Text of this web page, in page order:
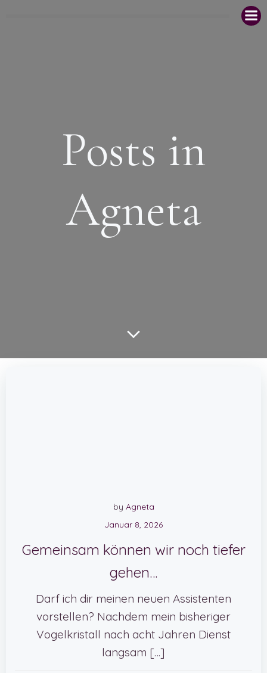
Posts in
Agneta
by Agneta
Januar 8, 2026
Gemeinsam können wir noch tiefer
gehen…
Darf ich dir meinen neuen Assistenten
vorstellen? Nachdem mein bisheriger
Vogelkristall nach acht Jahren Dienst
langsam […]